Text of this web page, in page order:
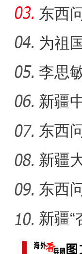
局？
东西
千年
为祖
李思
可分
新疆
东西
了什
新疆
东西
新疆“